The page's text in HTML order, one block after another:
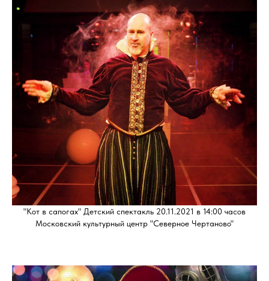
"Кот в сапогах" Детский спектакль 20.11.2021 в 14:00 часов
Московский культурный центр "Северное Чертаново"